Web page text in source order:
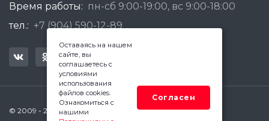
Время работы: пн-сб 9:00-19:00, вс 9:00-18:00
тел.: +7 (904) 590-12-89
© 2009 - 2026 Квадратный Метр - Ковров
Оставаясь на нашем
сайте, вы
соглашаетесь с
условиями
использования
файлов cookies.
Ознакомиться с
нашими
Согласен